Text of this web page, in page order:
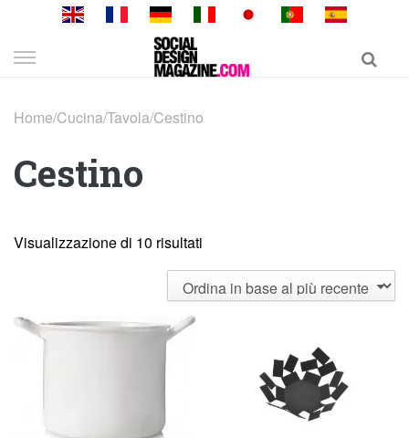
Skip
Home/Cucina/Tavola/Cestino
Cestino
Visualizzazione di 10 risultati